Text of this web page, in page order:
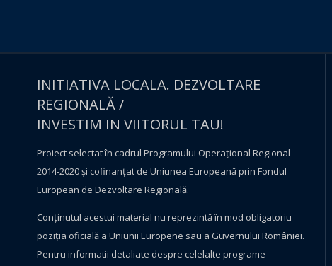
INITIATIVA LOCALA. DEZVOLTARE
REGIONALĂ /
INVESTIM IN VIITORUL TAU!
Proiect selectat în cadrul Programului Operațional Regional
2014-2020 și cofinanțat de Uniunea Europeană prin Fondul
European de Dezvoltare Regională.
Conţinutul acestui material nu reprezintă în mod obligatoriu
poziţia oficială a Uniunii Europene sau a Guvernului României.
Pentru informatii detaliate despre celelalte programe